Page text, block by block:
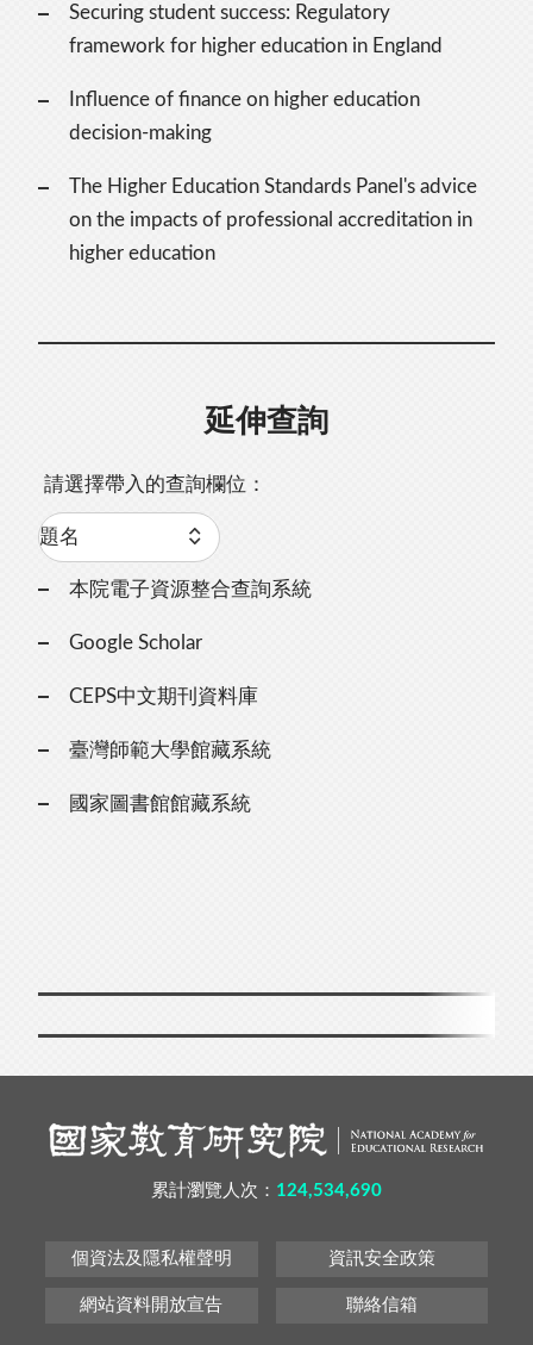
Securing student success: Regulatory
framework for higher education in England
Influence of finance on higher education
decision-making
The Higher Education Standards Panel's advice
on the impacts of professional accreditation in
higher education
延伸查詢
請選擇帶入的查詢欄位：
本院電子資源整合查詢系統
Google Scholar
CEPS中文期刊資料庫
臺灣師範大學館藏系統
國家圖書館館藏系統
累計瀏覽人次： 124,534,690
個資法及隱私權聲明 資訊安全政策
網站資料開放宣告 聯絡信箱